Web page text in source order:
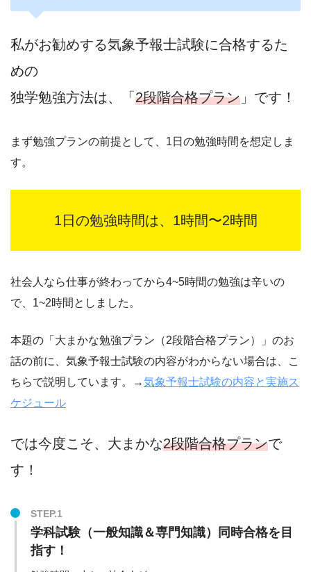
私がお勧めする気象予報士試験に合格するた
めの
独学勉強方法は、「 2段階合格プラン 」です！
まず勉強プランの前提として、1日の勉強時間を想定しま
す。
1日の勉強時間は、1時間〜2時間
社会人なら仕事が終わってから4~5時間の勉強は辛いの
で、1~2時間としました。
本題の「大まかな勉強プラン（2段階合格プラン）」のお
話の前に、気象予報士試験の内容がわからない場合は、こ
ちらで説明しています。→気象予報士試験の内容と実施ス
ケジュール
では今度こそ、大まかな2段階合格プランで
す！
学科試験（一般知識＆専門知識）同時合格を目
指す！